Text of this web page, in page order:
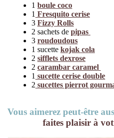
1 boule coco
1 Fresquito cerise
3 Fizzy Rolls
2 sachets de pipas
3 roudoudous
1 sucette kojak cola
2 sifflets dexrose
2 carambar caramel
1 sucette cerise double
2 sucettes pierrot
Vous aimerez peut-être
faites plaisir à